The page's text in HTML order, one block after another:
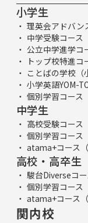
小学生
理英会アドバン
中学受験コース
公立中学進学コ
トップ校特進コ
ことばの学校（
小学英語YOM-
個別学習コース
中学生
高校受験コース
個別学習コース
atama+コース（
高校・高卒生
駿台Diverseコー
個別学習コース
atama+コース（
関内校